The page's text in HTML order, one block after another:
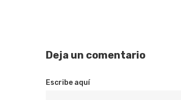
Deja un comentario
Escribe aquí